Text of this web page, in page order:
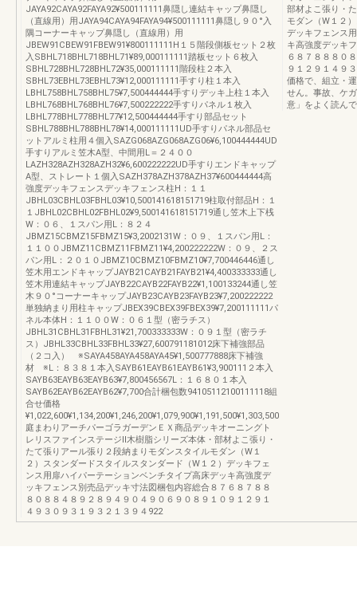
JAYA92CAYA92FAYA92¥500111111鼻隠し連結キャップ鼻隠し
（直線用）用JAYA94CAYA94FAYA94¥500111111鼻隠し９０°入
隅コーナーキャップ鼻隠し（直線用）用
JBEW91CBEW91FBEW91¥800111111H１５階段側板セット２枚
入SBHL718BHL718BHL71¥89,000111111踏板セット６枚入
SBHL728BHL728BHL72¥35,000111111階段柱２本入
SBHL73EBHL73EBHL73¥12,000111111手すり柱１本入
LBHL758BHL758BHL75¥7,500444444手すりデッキ上柱１本入
LBHL768BHL768BHL76¥7,500222222手すりパネル１枚入
LBHL778BHL778BHL77¥12,500444444手すり部品セット
SBHL788BHL788BHL78¥14,000111111UD手すりパネル部品セ
ットアルミ柱用４個入SAZG068AZG068AZG06¥6,100444444UD
手すりアルミ笠木A型、中間用L＝２４００
LAZH328AZH328AZH32¥6,600222222UD手すりエンドキャップ
A型、ストレート１個入SAZH378AZH378AZH37¥600444444高
強度デッキフェンスデッキフェンス柱H：１１
JBHL03CBHL03FBHL03¥10,500141618151719柱取付部品H：１
１JBHL02CBHL02FBHL02¥9,500141618151719通し笠木上下桟
W：０６、１スパン用L：８２４
JBMZ15CBMZ15FBMZ15¥3,2002131W：０９、１スパン用L：
１１００JBMZ11CBMZ11FBMZ11¥4,200222222W：０９、２ス
パン用L：２０１０JBMZ10CBMZ10FBMZ10¥7,700446446通し
笠木用エンドキャップJAYB21CAYB21FAYB21¥4,400333333通し
笠木用連結キャップJAYB22CAYB22FAYB22¥1,100133244通し笠
木９０°コーナーキャップJAYB23CAYB23FAYB23¥7,200222222
単独納まり用柱キャップJBEX39CBEX39FBEX39¥7,200111111パ
ネル本体H：１１００W：０６１型（密ラチス）
JBHL31CBHL31FBHL31¥21,700333333W：０９１型（密ラチ
ス）JBHL33CBHL33FBHL33¥27,600791181012床下補強部品
（２コ入） ※SAYA458AYA458AYA45¥1,500777888床下補強
材 ※L：８３８１本入SAYB61EAYB61EAYB61¥3,900111２本入
SAYB63EAYB63EAYB63¥7,800456567L：１６８０１本入
SAYB62EAYB62EAYB62¥7,700合計梱包数94105112100111118組
合せ価格
¥1,022,600¥1,134,200¥1,246,200¥1,079,900¥1,191,500¥1,303,500
庭まわりアーチパーゴラガーデンＥＸ商品デッキオーニングト
レリスファインステージⅡ木樹脂シリーズ本体・部材よこ張り・
たて張りアール張り２段納まりモダンスタイルモダン（W１
２）スタンダードスタイルスタンダード（W１２）デッキフェ
ンス用扉ハイパーテーションベンチタイプ高床デッキ高強度デ
ッキフェンス別売品デッキ寸法図梱包内容総合８７６８７８８
８０８８４８９２８９４９０４９０６９０８９１０９１２９１
４９３０９３１９３２１３９４922
部材よこ張り・
モダン（W１２
デッキフェンス
キ高強度デッキ
６８７８８８０
９１２９１４９
価格で、組立・
せん。事故、ケ
意」をよく読ん